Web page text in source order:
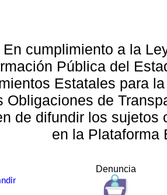
En cumplimiento a la
Pública del
Estatales para
Obligaciones de
de difundir los sujetos
en la Plataforma
Denuncia